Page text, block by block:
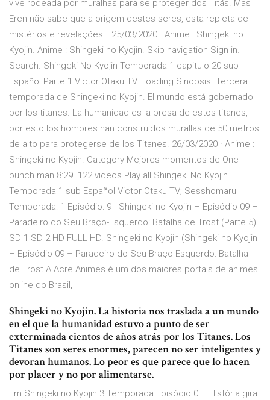
vive rodeada por muralhas para se proteger dos Titãs. Mas
Eren não sabe que a origem destes seres, esta repleta de
mistérios e revelações… 25/03/2020 · Anime : Shingeki no
Kyojin. Anime : Shingeki no Kyojin. Skip navigation Sign in.
Search. Shingeki No Kyojin Temporada 1 capitulo 20 sub
Español Parte 1 Victor Otaku TV. Loading Sinopsis. Tercera
temporada de Shingeki no Kyojin. El mundo está gobernado
por los titanes. La humanidad es la presa de estos titanes,
por esto los hombres han construidos murallas de 50 metros
de alto para protegerse de los Titanes. 26/03/2020 · Anime :
Shingeki no Kyojin. Category Mejores momentos de One
punch man 8:29. 122 videos Play all Shingeki No Kyojin
Temporada 1 sub Español Victor Otaku TV; Sesshomaru
Temporada: 1 Episódio: 9 - Shingeki no Kyojin – Episódio 09 –
Paradeiro do Seu Braço-Esquerdo: Batalha de Trost (Parte 5)
SD 1 SD 2 HD FULL HD. Shingeki no Kyojin (Shingeki no Kyojin
– Episódio 09 – Paradeiro do Seu Braço-Esquerdo: Batalha
de Trost A Acre Animes é um dos maiores portais de animes
online do Brasil,
Shingeki no Kyojin. La historia nos traslada a un mundo
en el que la humanidad estuvo a punto de ser
exterminada cientos de años atrás por los Titanes. Los
Titanes son seres enormes, parecen no ser inteligentes y
devoran humanos. Lo peor es que parece que lo hacen
por placer y no por alimentarse.
Em Shingeki no Kyojin 3 Temporada Episódio 0 – História gira